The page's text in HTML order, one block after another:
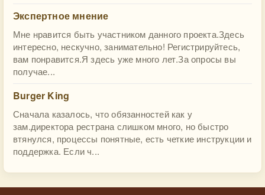
Экспертное мнение
Мне нравится быть участником данного проекта.Здесь
интересно, нескучно, занимательно! Регистрируйтесь,
вам понравится.Я здесь уже много лет.За опросы вы
получае...
Burger King
Сначала казалось, что обязанностей как у
зам.директора рестрана слишком много, но быстро
втянулся, процессы понятные, есть четкие инструкции и
поддержка. Если ч...